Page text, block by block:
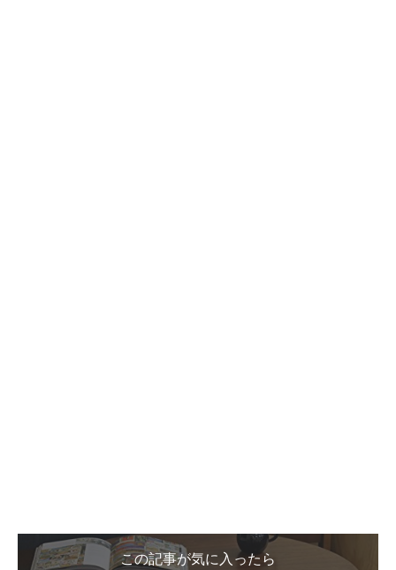
この記事が気に入ったら